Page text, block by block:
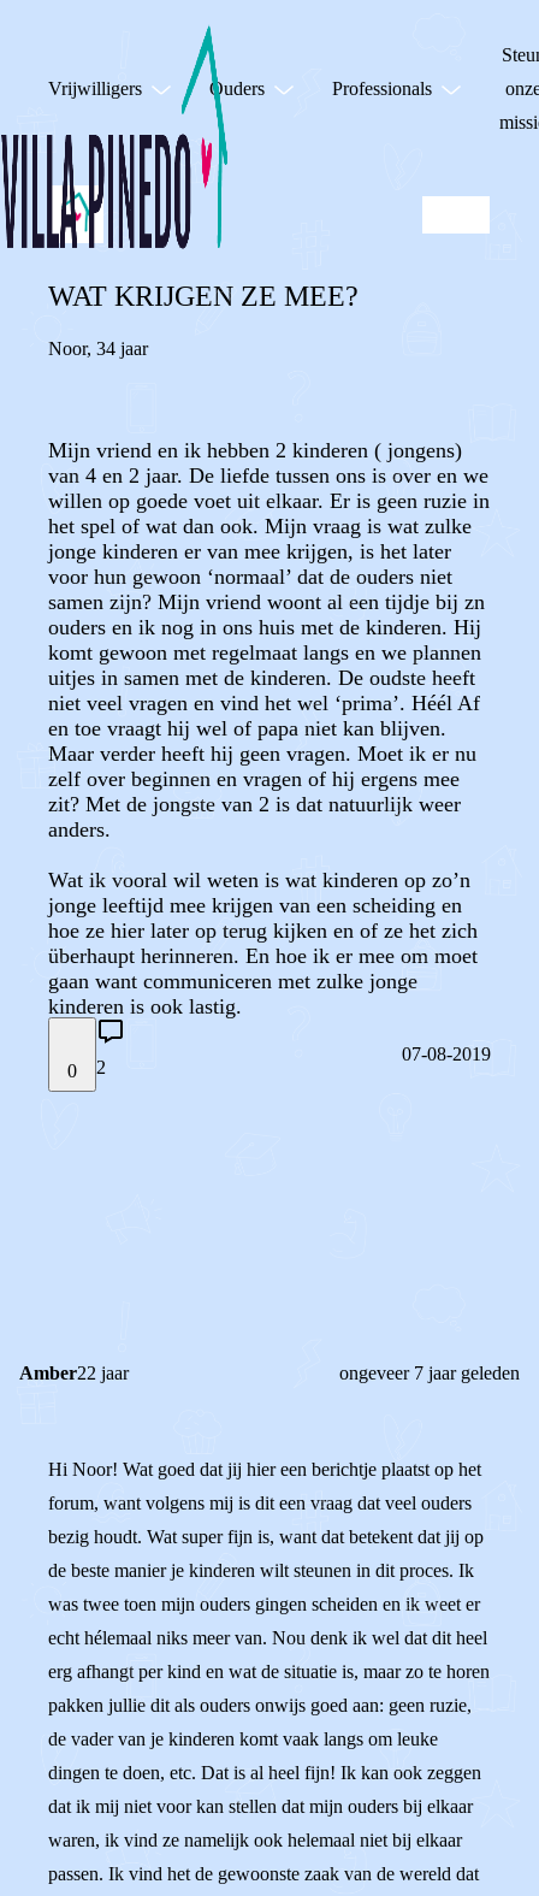
Vrijwilligers Ouders Professionals
WAT KRIJGEN ZE MEE?
Noor, 34 jaar
Mijn vriend en ik hebben 2 kinderen ( jongens)
van 4 en 2 jaar. De liefde tussen ons is over en we
willen op goede voet uit elkaar. Er is geen ruzie in
het spel of wat dan ook. Mijn vraag is wat zulke
jonge kinderen er van mee krijgen, is het later
voor hun gewoon ‘normaal’ dat de ouders niet
samen zijn? Mijn vriend woont al een tijdje bij zn
ouders en ik nog in ons huis met de kinderen. Hij
komt gewoon met regelmaat langs en we plannen
uitjes in samen met de kinderen. De oudste heeft
niet veel vragen en vind het wel ‘prima’. Héél Af
en toe vraagt hij wel of papa niet kan blijven.
Maar verder heeft hij geen vragen. Moet ik er nu
zelf over beginnen en vragen of hij ergens mee
zit? Met de jongste van 2 is dat natuurlijk weer
anders.
Wat ik vooral wil weten is wat kinderen op zo’n
jonge leeftijd mee krijgen van een scheiding en
hoe ze hier later op terug kijken en of ze het zich
überhaupt herinneren. En hoe ik er mee om moet
gaan want communiceren met zulke jonge
kinderen is ook lastig.
0 2
07-08-2019
Amber22 jaar ongeveer 7 jaar geleden
Hi Noor! Wat goed dat jij hier een berichtje plaatst op het
forum, want volgens mij is dit een vraag dat veel ouders
bezig houdt. Wat super fijn is, want dat betekent dat jij op
de beste manier je kinderen wilt steunen in dit proces. Ik
was twee toen mijn ouders gingen scheiden en ik weet er
echt hélemaal niks meer van. Nou denk ik wel dat dit heel
erg afhangt per kind en wat de situatie is, maar zo te horen
pakken jullie dit als ouders onwijs goed aan: geen ruzie,
de vader van je kinderen komt vaak langs om leuke
dingen te doen, etc. Dat is al heel fijn! Ik kan ook zeggen
dat ik mij niet voor kan stellen dat mijn ouders bij elkaar
waren, ik vind ze namelijk ook helemaal niet bij elkaar
passen. Ik vind het de gewoonste zaak van de wereld dat